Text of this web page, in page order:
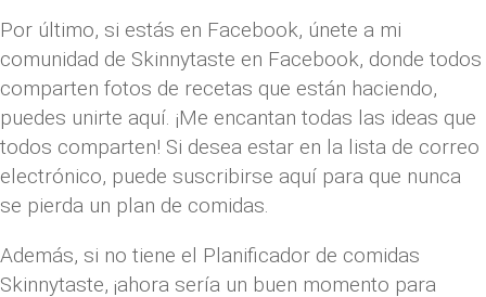
Por último, si estás en Facebook, únete a mi
comunidad de Skinnytaste en Facebook, donde todos
comparten fotos de recetas que están haciendo,
puedes unirte aquí. ¡Me encantan todas las ideas que
todos comparten! Si desea estar en la lista de correo
electrónico, puede suscribirse aquí para que nunca
se pierda un plan de comidas.
Además, si no tiene el Planificador de comidas
Skinnytaste, ¡ahora sería un buen momento para